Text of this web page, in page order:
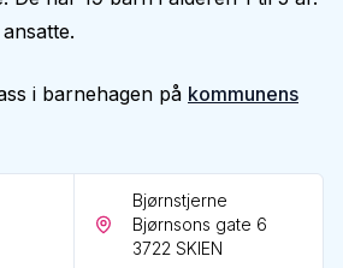
i barnehagen på kommunens
Bjørnstjerne
Bjørnsons gate 6
3722 SKIEN